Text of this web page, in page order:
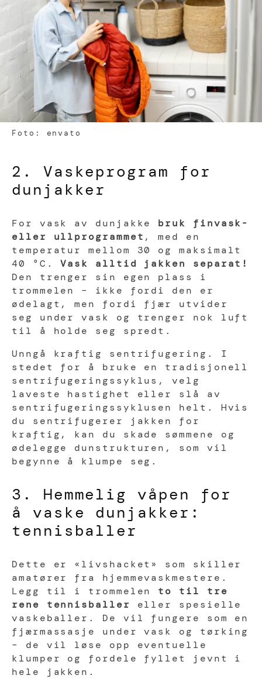
Foto: envato
2. Vaskeprogram for
dunjakker
For vask av dunjakke bruk finvask-
eller ullprogrammet , med en
temperatur mellom 30 og maksimalt
40 °C.Vask alltid jakken separat!
Den trenger sin egen plass i
trommelen – ikke fordi den er
ødelagt, men fordi fjær utvider
seg under vask og trenger nok luft
til å holde seg spredt.
Unngå kraftig sentrifugering. I
stedet for å bruke en tradisjonell
sentrifugeringssyklus, velg
laveste hastighet eller slå av
sentrifugeringssyklusen helt. Hvis
du sentrifugerer jakken for
kraftig, kan du skade sømmene og
ødelegge dunstrukturen, som vil
begynne å klumpe seg.
3. Hemmelig våpen for
å vaske dunjakker:
tennisballer
Dette er «livshacket» som skiller
amatører fra hjemmevaskmestere.
Legg til i trommelen to til tre
rene tennisballer
eller spesielle
vaskeballer. De vil fungere som en
fjærmassasje under vask og tørking
– de vil løse opp eventuelle
klumper og fordele fyllet jevnt i
hele jakken.